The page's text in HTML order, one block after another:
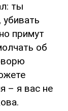
ты
примут
об
– я вас не